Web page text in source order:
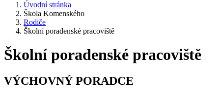
Úvodní stránka
Škola Komenského
Rodiče
Školní poradenské pracoviště
Školní poradenské pracoviště
VÝCHOVNÝ PORADCE